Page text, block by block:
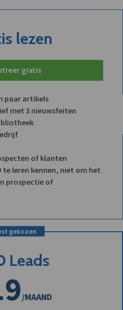
lezen
gratis
paar artikels
met 3 nieuwsfeiten
of klanten
te leren kennen, niet om het
prospectie of
gekozen
Leads
/MAAND